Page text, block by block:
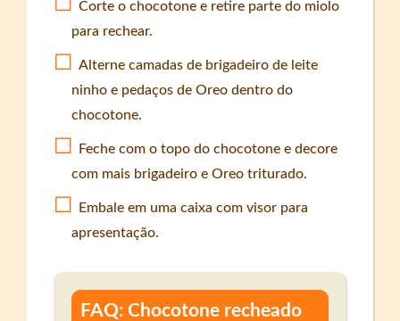
Corte o chocotone e retire parte do miolo
para rechear.
Alterne camadas de brigadeiro de leite
ninho e pedaços de Oreo dentro do
chocotone.
Feche com o topo do chocotone e decore
com mais brigadeiro e Oreo triturado.
Embale em uma caixa com visor para
apresentação.
FAQ: Chocotone recheado